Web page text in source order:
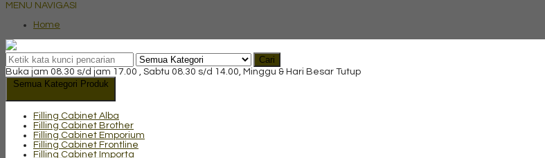
MENU NAVIGASI
Home
Cari
Buka jam 08.30 s/d jam 17.00 , Sabtu 08.30 s/d 14.00, Minggu & Hari Besar Tutup
Semua Kategori Produk
Filling Cabinet Alba
Filling Cabinet Brother
Filling Cabinet Emporium
Filling Cabinet Frontline
Filling Cabinet Importa